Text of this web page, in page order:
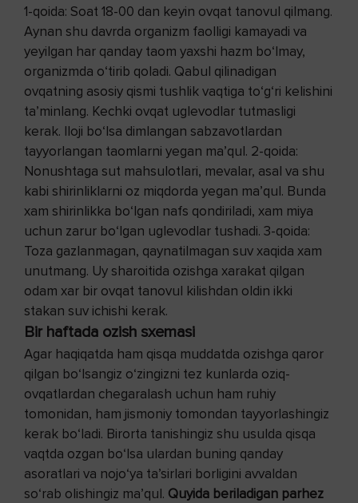
1-qoida: Soat 18-00 dan keyin ovqat tanovul qilmang.
Aynan shu davrda organizm faolligi kamayadi va
yeyilgan har qanday taom yaxshi hazm bo‘lmay,
organizmda o‘tirib qoladi. Qabul qilinadigan
ovqatning asosiy qismi tushlik vaqtiga to‘g‘ri kelishini
ta’minlang. Kechki ovqat uglevodlar tutmasligi
kerak. Iloji bo‘lsa dimlangan sabzavotlardan
tayyorlangan taomlarni yegan ma’qul. 2-qoida:
Nonushtaga sut mahsulotlari, mevalar, asal va shu
kabi shirinliklarni oz miqdorda yegan ma’qul. Bunda
xam shirinlikka bo‘lgan nafs qondiriladi, xam miya
uchun zarur bo‘lgan uglevodlar tushadi. 3-qoida:
Toza gazlanmagan, qaynatilmagan suv xaqida xam
unutmang. Uy sharoitida ozishga xarakat qilgan
odam xar bir ovqat tanovul kilishdan oldin ikki
stakan suv ichishi kerak.
Bir haftada ozish sxemasi
Agar haqiqatda ham qisqa muddatda ozishga qaror
qilgan bo‘lsangiz o‘zingizni tez kunlarda oziq-
ovqatlardan chegaralash uchun ham ruhiy
tomonidan, ham jismoniy tomondan tayyorlashingiz
kerak bo‘ladi. Birorta tanishingiz shu usulda qisqa
vaqtda ozgan bo‘lsa ulardan buning qanday
asoratlari va nojo‘ya ta’sirlari borligini avvaldan
so‘rab olishingiz ma’qul. Quyida beriladigan parhez